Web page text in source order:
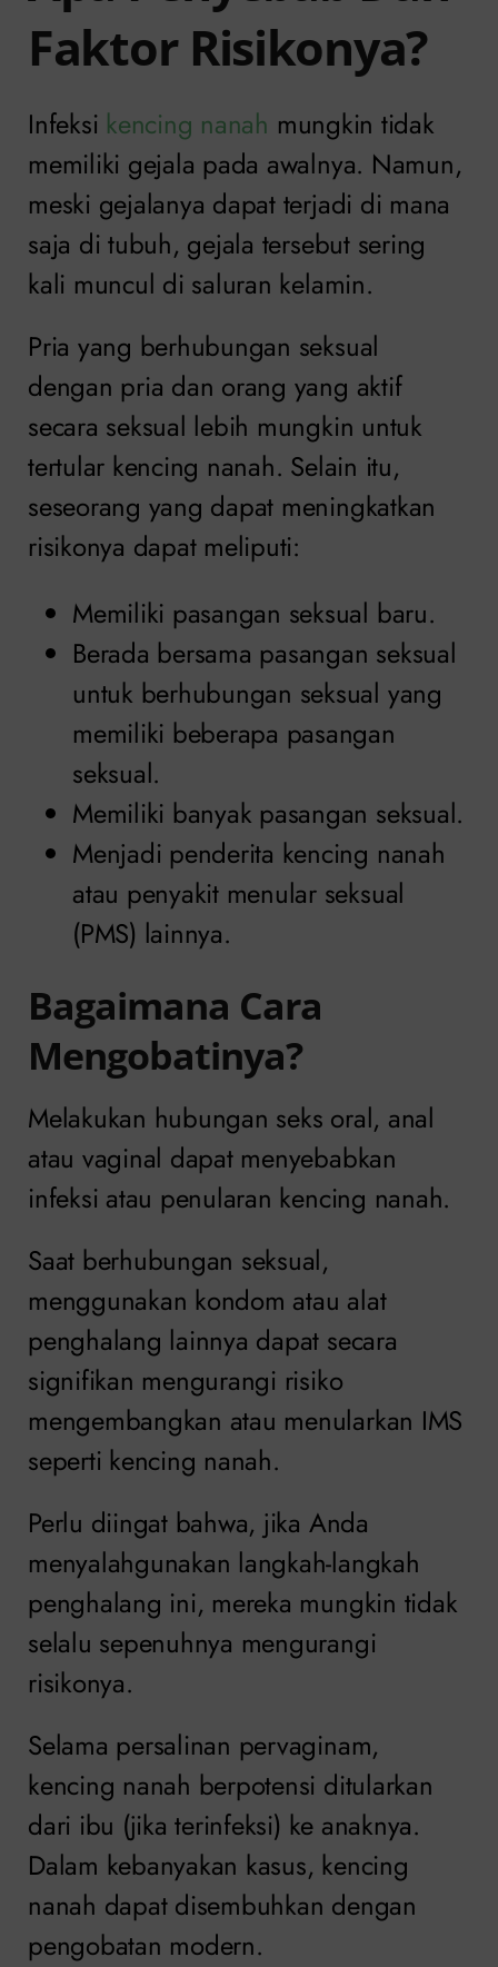
Faktor Risikonya?
Infeksi kencing nanah mungkin tidak
memiliki gejala pada awalnya. Namun,
meski gejalanya dapat terjadi di mana
saja di tubuh, gejala tersebut sering
kali muncul di saluran kelamin.
Pria yang berhubungan seksual
dengan pria dan orang yang aktif
secara seksual lebih mungkin untuk
tertular kencing nanah. Selain itu,
seseorang yang dapat meningkatkan
risikonya dapat meliputi:
Memiliki pasangan seksual baru.
Berada bersama pasangan seksual
untuk berhubungan seksual yang
memiliki beberapa pasangan
seksual.
Memiliki banyak pasangan seksual.
Menjadi penderita kencing nanah
atau penyakit menular seksual
(PMS) lainnya.
Bagaimana Cara
Mengobatinya?
Melakukan hubungan seks oral, anal
atau vaginal dapat menyebabkan
infeksi atau penularan kencing nanah.
Saat berhubungan seksual,
menggunakan kondom atau alat
penghalang lainnya dapat secara
signifikan mengurangi risiko
mengembangkan atau menularkan IMS
seperti kencing nanah.
Perlu diingat bahwa, jika Anda
menyalahgunakan langkah-langkah
penghalang ini, mereka mungkin tidak
selalu sepenuhnya mengurangi
risikonya.
Selama persalinan pervaginam,
kencing nanah berpotensi ditularkan
dari ibu (jika terinfeksi) ke anaknya.
Dalam kebanyakan kasus, kencing
nanah dapat disembuhkan dengan
pengobatan modern.